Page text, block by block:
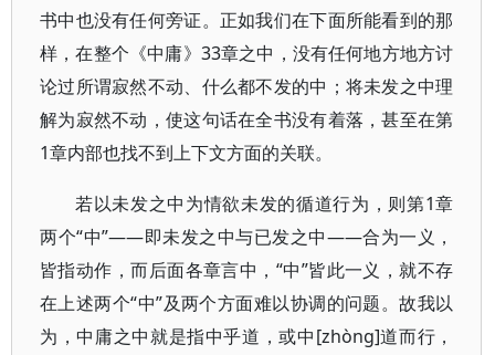
书中也没有任何旁证。正如我们在下面所能看到的那
样，在整个《中庸》33章之中，没有任何地方地方讨
论过所谓寂然不动、什么都不发的中；将未发之中理
解为寂然不动，使这句话在全书没有着落，甚至在第
1章内部也找不到上下文方面的关联。
若以未发之中为情欲未发的循道行为，则第1章
两个“中”——即未发之中与已发之中——合为一义，
皆指动作，而后面各章言中，“中”皆此一义，就不存
在上述两个“中”及两个方面难以协调的问题。故我以
为，中庸之中就是指中乎道，或中[zhòng]道而行，